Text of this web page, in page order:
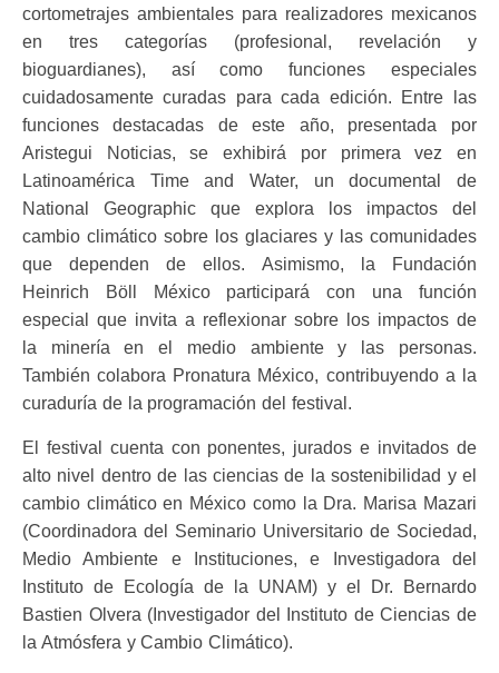
cortometrajes ambientales para realizadores mexicanos
en tres categorías (profesional, revelación y
bioguardianes), así como funciones especiales
cuidadosamente curadas para cada edición. Entre las
funciones destacadas de este año, presentada por
Aristegui Noticias, se exhibirá por primera vez en
Latinoamérica Time and Water, un documental de
National Geographic que explora los impactos del
cambio climático sobre los glaciares y las comunidades
que dependen de ellos. Asimismo, la Fundación
Heinrich Böll México participará con una función
especial que invita a reflexionar sobre los impactos de
la minería en el medio ambiente y las personas.
También colabora Pronatura México, contribuyendo a la
curaduría de la programación del festival.
El festival cuenta con ponentes, jurados e invitados de
alto nivel dentro de las ciencias de la sostenibilidad y el
cambio climático en México como la Dra. Marisa Mazari
(Coordinadora del Seminario Universitario de Sociedad,
Medio Ambiente e Instituciones, e Investigadora del
Instituto de Ecología de la UNAM) y el Dr. Bernardo
Bastien Olvera (Investigador del Instituto de Ciencias de
la Atmósfera y Cambio Climático).